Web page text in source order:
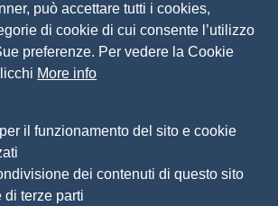
SERVIZIO DI RITIRO TRASPORTO E
PRATICHE CARTACEE
DELLO SCARTO
ANNO 2025 E
PROGETTO DI PROMOZIONE TURISTICA
DI VALORIZZAZIONE DEL TERRITORIO
DEL TURISMO IN
DI BRESCIA 2025
può accettare tutti i cookies,
di cookie di cui consente l’utilizzo
preferenze. Per vedere la Cookie
More info
il funzionamento del sito e cookie
dei contenuti di questo sito
di terze parti